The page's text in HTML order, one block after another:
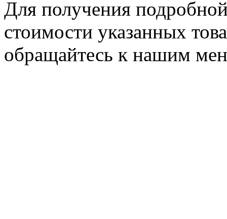
Для получения
стоимости указанных
обращайтесь к нашим